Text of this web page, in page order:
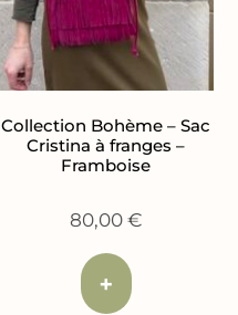
Collection Bohème – Sac
Cristina à franges –
Framboise
80,00€